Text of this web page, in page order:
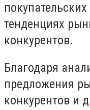
тенденциях
конкурентов.
Благодаря
предложения
конкурентов и